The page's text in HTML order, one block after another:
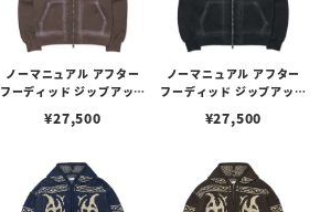
ノーマニュアル アフター
フーディッド ジップアップ
（Mサイズ）
¥27,500
ノーマニュアル アフター
フーディッド ジップアップ
（Mサイズ）
¥27,500